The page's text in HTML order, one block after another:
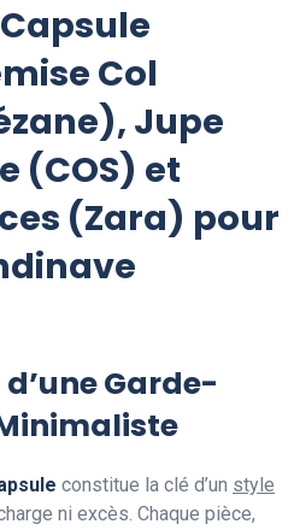
Col
Jupe
(COS) et
(Zara) pour
Garde-
constitue la clé d’un style
ni excès. Chaque pièce,